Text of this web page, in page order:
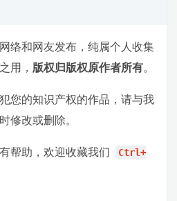
络和网友发布，纯属个人收集
用， 版权归版权原作者所有。
您的知识产权的作品，请与我
修改或删除。
帮助，欢迎收藏我们
Ctrl+